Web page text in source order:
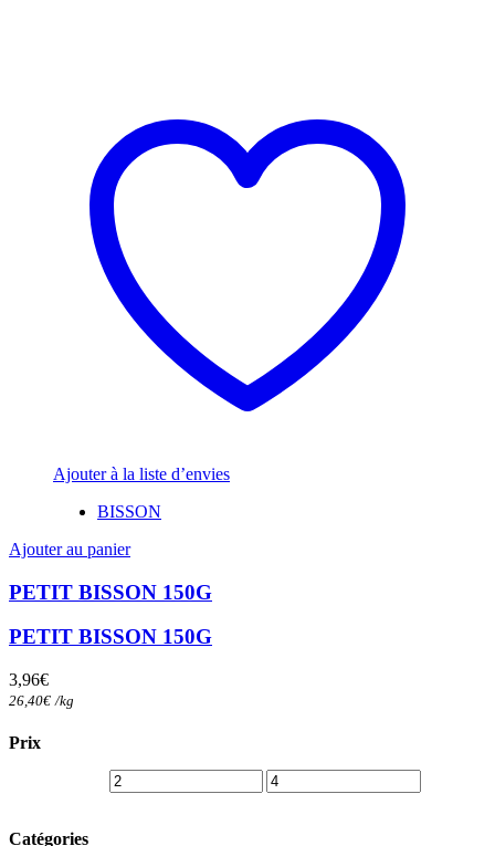
Ajouter à la liste d’envies
BISSON
Ajouter au panier
PETIT BISSON 150G
PETIT BISSON 150G
3,96€
26,40€ /kg
Prix
Catégories